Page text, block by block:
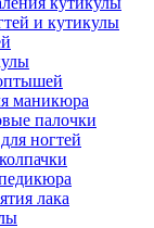
и кутикулы
маникюра
палочки
ногтей
лака